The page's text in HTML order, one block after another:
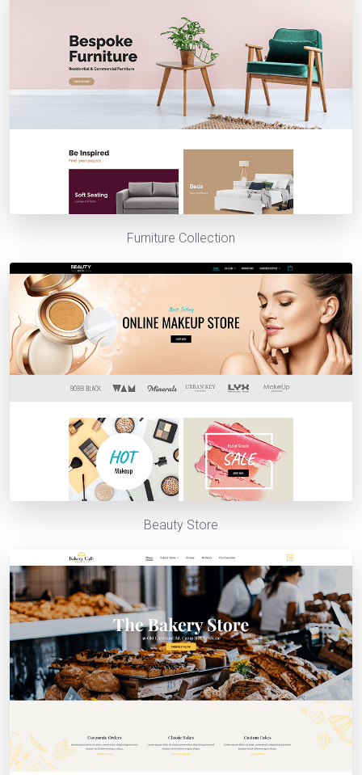
Furniture Collection
Beauty Store